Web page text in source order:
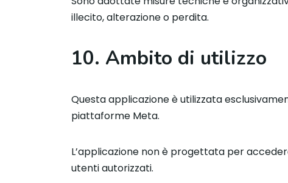
illecito, alterazione o perdita.
10. Ambito di utilizzo
Questa applicazione è utilizzata
piattaforme Meta.
L’applicazione non è progettata per
utenti autorizzati.